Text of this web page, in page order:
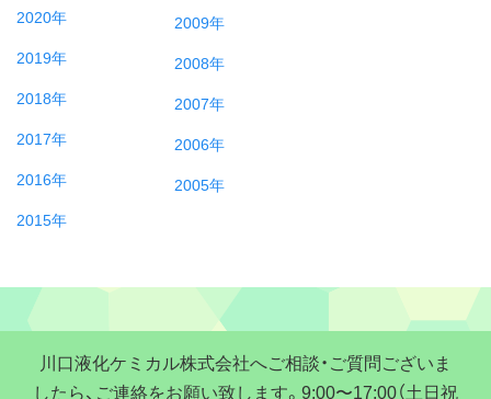
2020年
2019年
2018年
2017年
2016年
2015年
2009年
2008年
2007年
2006年
2005年
川口液化ケミカル株式会社へご相談・ご質問ございま
したら、ご連絡をお願い致します。9:00〜17:00（土日祝